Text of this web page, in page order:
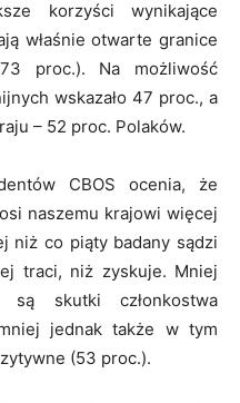
korzyści wynikające
właśnie otwarte granice
proc.). Na możliwość
wskazało 47 proc., a
– 52 proc. Polaków.
CBOS ocenia, że
naszemu krajowi więcej
niż co piąty badany sądzi
traci, niż zyskuje. Mniej
są skutki członkostwa
jednak także w tym
(53 proc.).